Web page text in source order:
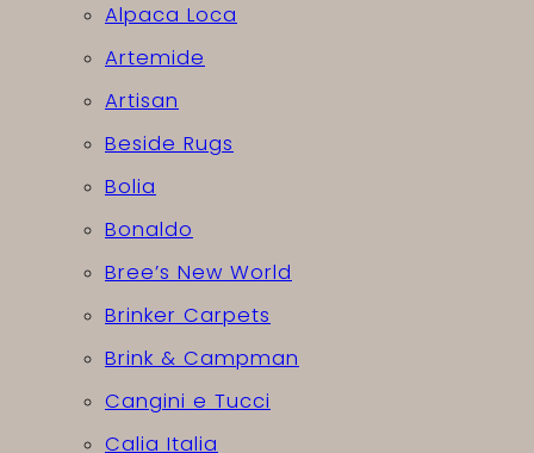
Alpaca Loca
Artemide
Artisan
Beside Rugs
Bolia
Bonaldo
Bree’s New World
Brinker Carpets
Brink & Campman
Cangini e Tucci
Calia Italia